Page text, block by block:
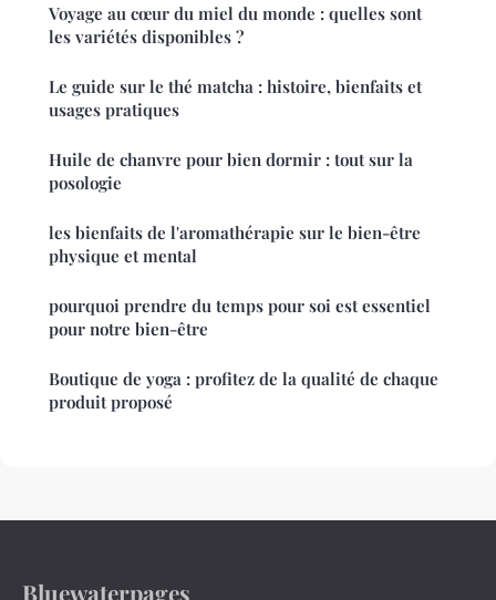
Voyage au cœur du miel du monde : quelles sont
les variétés disponibles ?
Le guide sur le thé matcha : histoire, bienfaits et
usages pratiques
Huile de chanvre pour bien dormir : tout sur la
posologie
les bienfaits de l'aromathérapie sur le bien-être
physique et mental
pourquoi prendre du temps pour soi est essentiel
pour notre bien-être
Boutique de yoga : profitez de la qualité de chaque
produit proposé
Bluewaterpages